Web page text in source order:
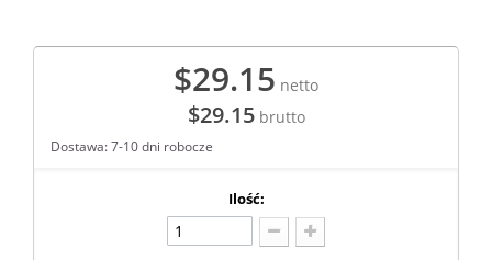
$29.15 netto
$29.15brutto
Dostawa: 7-10 dni robocze
Ilość: